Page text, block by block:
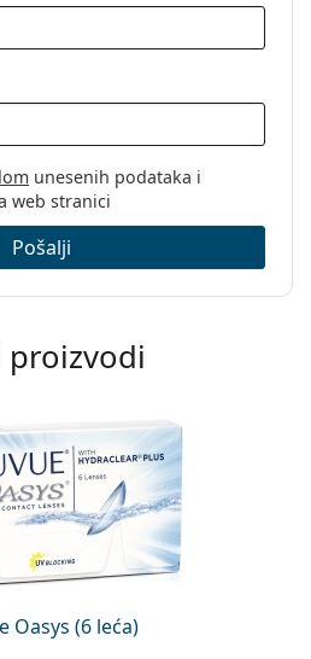
unesenih podataka i
web stranici
Pošalji
proizvodi
Oasys (6 leća)